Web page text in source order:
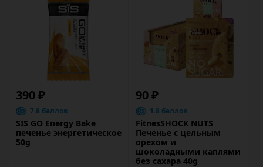
390 ₽
7.8 баллов
SIS GO Energy Bake
печенье энергетическое
50g
90 ₽
1.8 баллов
FitnesSHOCK NUTS
Печенье с цельным
орехом и
шоколадными каплями
без сахара 40g